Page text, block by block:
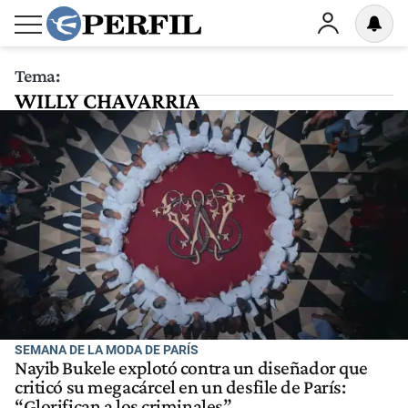
Tema:
WILLY CHAVARRIA
SEMANA DE LA MODA DE PARÍS
Nayib Bukele explotó contra un diseñador que
criticó su megacárcel en un desfile de París: